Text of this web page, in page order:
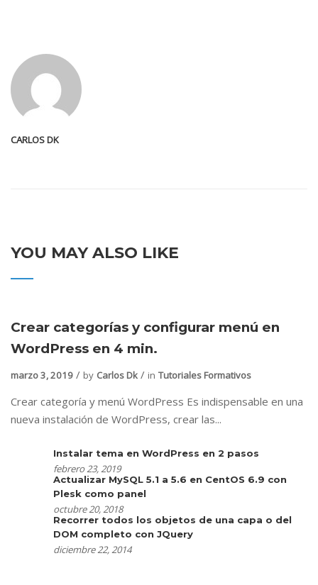
CARLOS DK
YOU MAY ALSO LIKE
Crear categorías y configurar menú en
WordPress en 4 min.
marzo 3, 2019 by Carlos Dk in Tutoriales Formativos
Crear categoría y menú WordPress Es indispensable en una
nueva instalación de WordPress, crear las...
Instalar tema en WordPress en 2 pasos
febrero 23, 2019
Actualizar MySQL 5.1 a 5.6 en CentOS 6.9 con
Plesk como panel
octubre 20, 2018
Recorrer todos los objetos de una capa o del
DOM completo con JQuery
diciembre 22, 2014